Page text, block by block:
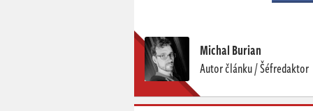
Michal Burian
Autor článku / Šéfredaktor